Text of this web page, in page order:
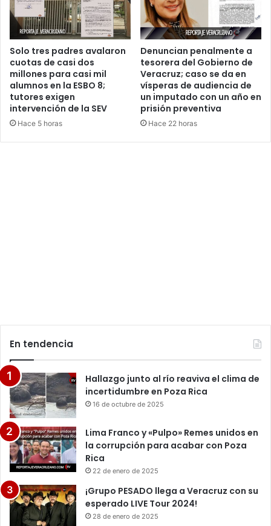
Solo tres padres avalaron
cuotas de casi dos
millones para casi mil
alumnos en la ESBO 8;
tutores exigen
intervención de la SEV
Hace 5 horas
Denuncian penalmente a
tesorera del Gobierno de
Veracruz; caso se da en
vísperas de audiencia de
un imputado con un año en
prisión preventiva
Hace 22 horas
En tendencia
Hallazgo junto al río reaviva el clima de
incertidumbre en Poza Rica
16 de octubre de 2025
Lima Franco y «Pulpo» Remes unidos en
la corrupción para acabar con Poza
Rica
22 de enero de 2025
¡Grupo PESADO llega a Veracruz con su
esperado LIVE Tour 2024!
28 de enero de 2025